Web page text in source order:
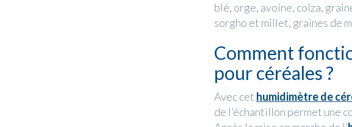
blé, orge, avoine, colza,
sorgho et millet, graines de
Comment
pour céréales ?
Avec cet humidimètre de
de l’échantillon permet une